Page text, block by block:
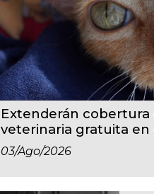
Extenderán cobertura
veterinaria gratuita en
03/ago/2026